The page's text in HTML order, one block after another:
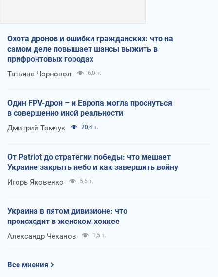
Охота дронов и ошибки гражданских: что на
самом деле повышает шансы выжить в
прифронтовых городах
Татьяна Чорновол 6,0 т.
Один FPV-дрон – и Европа могла проснуться
в совершенно иной реальности
Дмитрий Томчук 20,4 т.
От Patriot до стратегии победы: что мешает
Украине закрыть небо и как завершить войну
Игорь Яковенко 5,5 т.
Украина в пятом дивизионе: что
происходит в женском хоккее
Александр Чеканов 1,5 т.
Все мнения